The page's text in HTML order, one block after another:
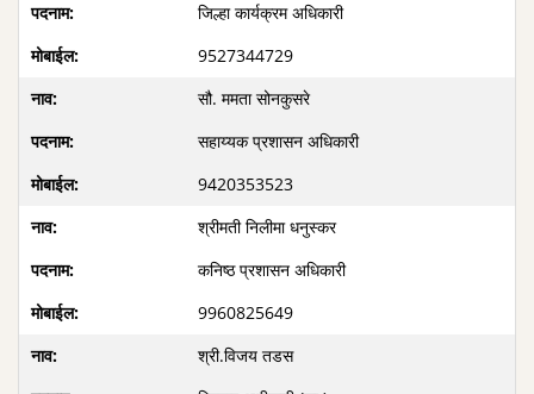
जिल्हा कार्यक्रम अधिकारी
9527344729
सौ. ममता सोनकुसरे
सहाय्यक प्रशासन अधिकारी
9420353523
श्रीमती निलीमा धनुस्कर
कनिष्ठ प्रशासन अधिकारी
9960825649
श्री.विजय तडस